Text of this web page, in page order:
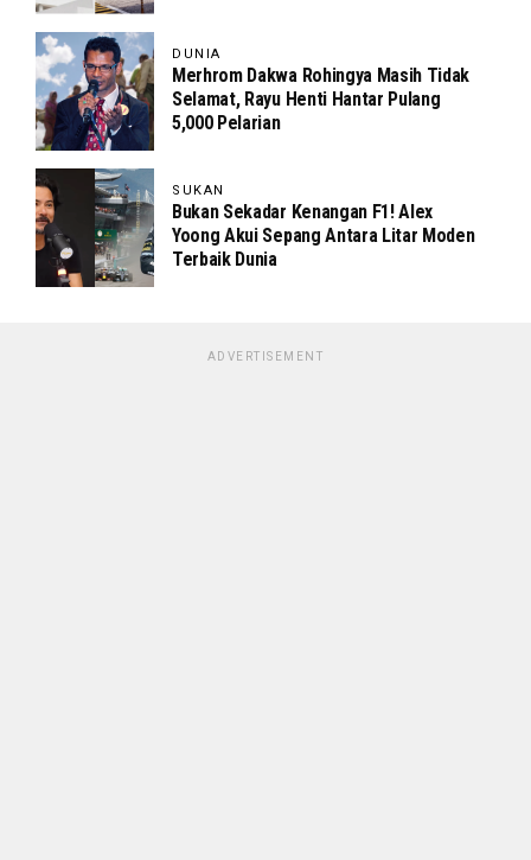
DUNIA
Merhrom Dakwa Rohingya Masih Tidak
Selamat, Rayu Henti Hantar Pulang
5,000 Pelarian
SUKAN
Bukan Sekadar Kenangan F1! Alex
Yoong Akui Sepang Antara Litar Moden
Terbaik Dunia
ADVERTISEMENT